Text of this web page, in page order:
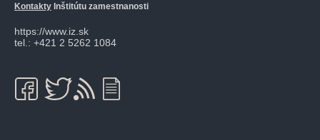
Kontakty Inštitútu zamestnanosti
https://www.iz.sk
tel.: +421 2 5262 1084